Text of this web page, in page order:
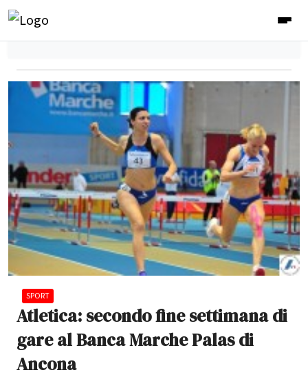
SPORT
Atletica: secondo fine settimana di
gare al Banca Marche Palas di
Ancona